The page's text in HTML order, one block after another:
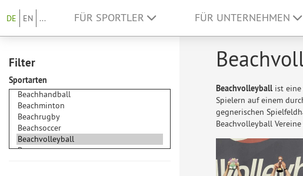
DE EN ... FÜR SPORTLER FÜR UNTERNEHMEN
Filter
Sportarten
Beachvolleyball ist
Spielern auf einem
gegnerischen
Beachvolleyball